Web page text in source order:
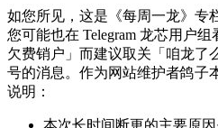
如您所见，这是《每周一龙》专
您可能也在 Telegram 龙芯用户
欠费销户」而建议取关「咱龙了
号的消息。作为网站维护者鸽子
说明：
本次长时间断更的主要原